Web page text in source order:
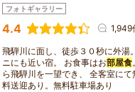
フォトギャラリー
4.4 1,949
飛騨川に面し、徒歩３０秒に外湯
ニにも近い宿。 お食事はお部屋食
ら飛騨川を一望でき、 全客室に
料送迎あり。無料駐車場あり